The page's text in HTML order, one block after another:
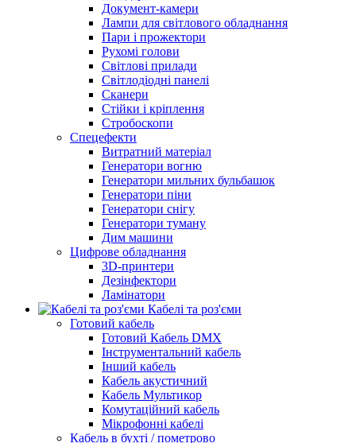
Документ-камери
Лампи для світлового обладнання
Пари і прожектори
Рухомі голови
Світлові прилади
Світлодіодні панелі
Сканери
Стійки і кріплення
Стробоскопи
Спецефекти
Витратний матеріал
Генератори вогню
Генератори мильних бульбашок
Генератори піни
Генератори снігу
Генератори туману
Дим машини
Цифрове обладнання
3D-принтери
Дезінфектори
Ламінатори
Кабелі та роз'єми
Готовий кабель
Готовий Кабель DMX
Інструментальний кабель
Інший кабель
Кабель акустичний
Кабель Мультикор
Комутаційний кабель
Мікрофонні кабелі
Кабель в бухті / пометрово